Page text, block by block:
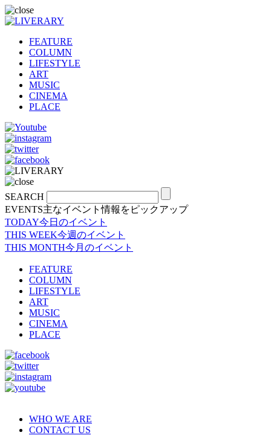
FEATURE
COLUMN
LIFESTYLE
ART
MUSIC
CINEMA
PLACE
SEARCH
EVENTS主なイベント情報をピックアップ
TODAY今日のイベント
THIS WEEK今週のイベント
THIS MONTH今月のイベント
FEATURE
COLUMN
LIFESTYLE
ART
MUSIC
CINEMA
PLACE
WHO WE ARE
CONTACT US